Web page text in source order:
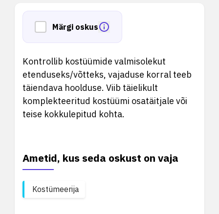
Märgi oskus
Kontrollib kostüümide valmisolekut
etenduseks/võtteks, vajaduse korral teeb
täiendava hoolduse. Viib täielikult
komplekteeritud kostüümi osatäitjale või
teise kokkulepitud kohta.
Ametid, kus seda oskust on vaja
Kostümeerija